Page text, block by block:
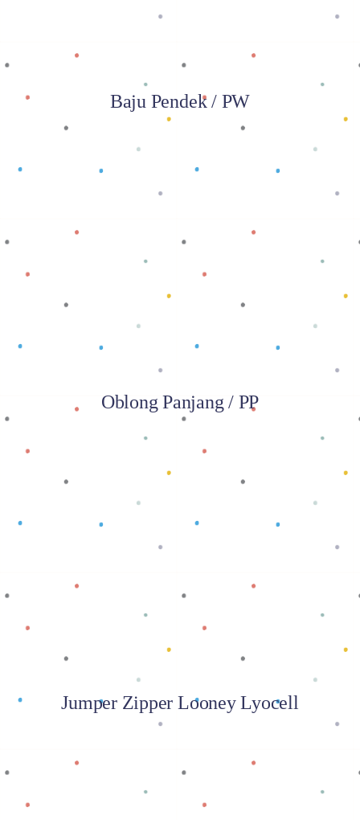
Baju Pendek / PW
Oblong Panjang / PP
Baca selengkapnya
Jumper Zipper Looney Lyocell